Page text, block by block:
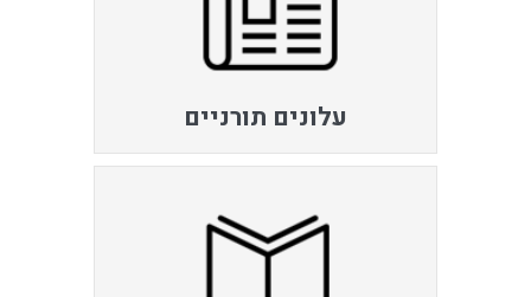
עלונים תורניים